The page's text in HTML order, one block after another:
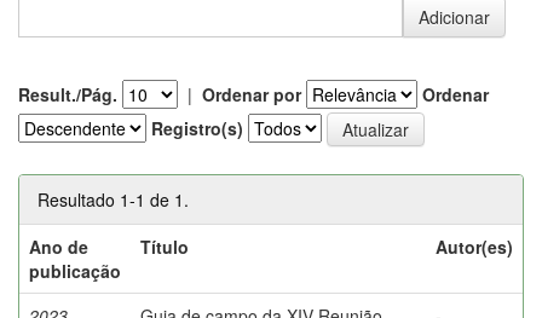
Result./Pág. | Ordenar por
Ordenar
Registro(s)
Resultado 1-1 de 1.
Ano de
publicação
Título Autor(es)